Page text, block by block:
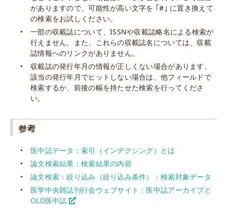
がありますので、可能性が高い文字を ｢#｣ に置き換えて
の検索をお試しください。
一部の収載誌について、ISSNや収載誌略名による検索が
行えません。また、これらの収載誌名については、収載
誌情報へのリンクがありません。
収載誌の発行年月の情報が正しくない場合があります。
該当の発行年月でヒットしない場合は、他フィールドで
検索するか、前後の幅を持たせた検索を行ってくださ
い。
参考
医中誌データ：索引（インデクシング）とは
論文検索結果：検索結果の内容
論文検索：絞り込み（絞り込み条件）：検索対象データ
医学中央雑誌刊行会ウェブサイト：医中誌アーカイブと
OLD医中誌